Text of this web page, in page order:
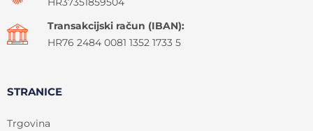
Transakcijski račun (IBAN):
HR76 2484 0081 1352 1733 5
STRANICE
Trgovina